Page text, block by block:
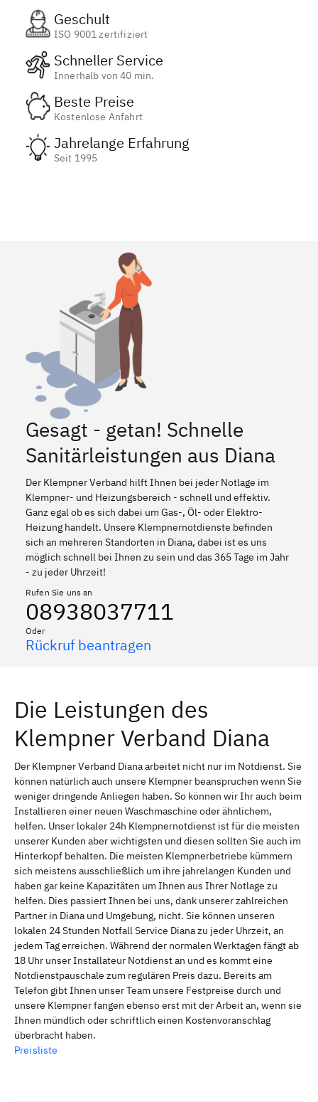
Geschult
ISO 9001 zertifiziert
Schneller Service
Innerhalb von 40 min.
Beste Preise
Kostenlose Anfahrt
Jahrelange Erfahrung
Seit 1995
Gesagt - getan! Schnelle
Sanitärleistungen aus Diana
Der Klempner Verband hilft Ihnen bei jeder Notlage im
Klempner- und Heizungsbereich - schnell und effektiv.
Ganz egal ob es sich dabei um Gas-, Öl- oder Elektro-
Heizung handelt. Unsere Klempnernotdienste befinden
sich an mehreren Standorten in Diana, dabei ist es uns
möglich schnell bei Ihnen zu sein und das 365 Tage im Jahr
- zu jeder Uhrzeit!
Rufen Sie uns an
08938037711
Oder
Rückruf beantragen
Die Leistungen des
Klempner Verband Diana
Der Klempner Verband Diana arbeitet nicht nur im Notdienst. Sie
können natürlich auch unsere Klempner beanspruchen wenn Sie
weniger dringende Anliegen haben. So können wir Ihr auch beim
Installieren einer neuen Waschmaschine oder ähnlichem,
helfen. Unser lokaler 24h Klempnernotdienst ist für die meisten
unserer Kunden aber wichtigsten und diesen sollten Sie auch im
Hinterkopf behalten. Die meisten Klempnerbetriebe kümmern
sich meistens ausschließlich um ihre jahrelangen Kunden und
haben gar keine Kapazitäten um Ihnen aus Ihrer Notlage zu
helfen. Dies passiert Ihnen bei uns, dank unserer zahlreichen
Partner in Diana und Umgebung, nicht. Sie können unseren
lokalen 24 Stunden Notfall Service Diana zu jeder Uhrzeit, an
jedem Tag erreichen. Während der normalen Werktagen fängt ab
18 Uhr unser Installateur Notdienst an und es kommt eine
Notdienstpauschale zum regulären Preis dazu. Bereits am
Telefon gibt Ihnen unser Team unsere Festpreise durch und
unsere Klempner fangen ebenso erst mit der Arbeit an, wenn sie
Ihnen mündlich oder schriftlich einen Kostenvoranschlag
überbracht haben.
Preisliste